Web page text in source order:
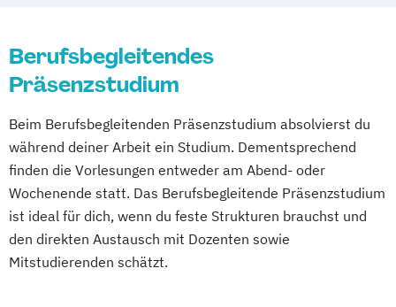
Berufsbegleitendes
Präsenzstudium
Beim Berufsbegleitenden Präsenzstudium absolvierst du
während deiner Arbeit ein Studium. Dementsprechend
finden die Vorlesungen entweder am Abend- oder
Wochenende statt. Das Berufsbegleitende Präsenzstudium
ist ideal für dich, wenn du feste Strukturen brauchst und
den direkten Austausch mit Dozenten sowie
Mitstudierenden schätzt.